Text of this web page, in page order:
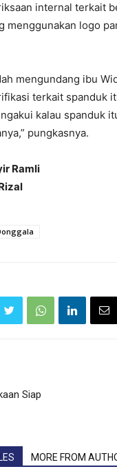
internal terkait
menggunakan logo
mengundang ibu
terkait spanduk
kalau spanduk
pungkasnya.
Ramli
Siap
MORE FROM